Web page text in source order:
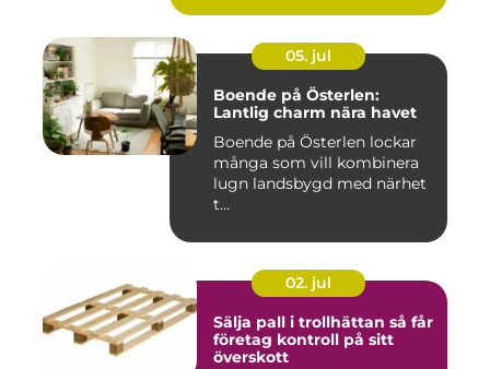
05. jul
Boende på Österlen:
Lantlig charm nära havet
Boende på Österlen lockar
många som vill kombinera
lugn landsbygd med närhet
t...
02. jul
Sälja pall i trollhättan så får
företag kontroll på sitt
överskott